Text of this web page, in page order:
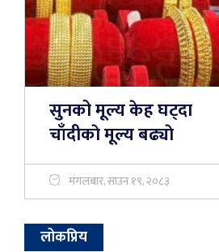
सुनको मूल्य केह घट्दा
चाँदीकाे मूल्य बढ्याे
मंगलबार, साउन १९, २०८३
लोकप्रिय